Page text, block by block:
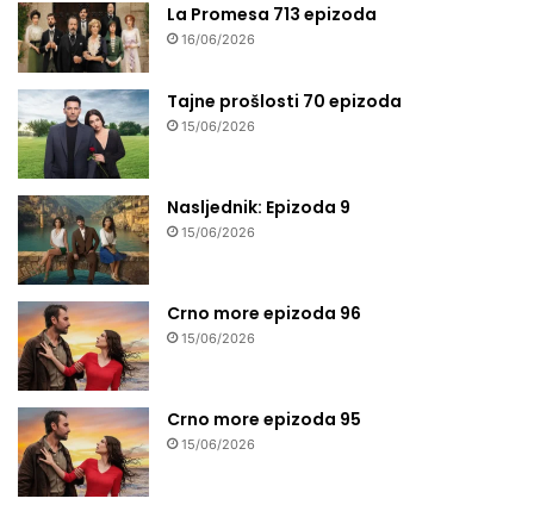
La Promesa 713 epizoda
16/06/2026
Tajne prošlosti 70 epizoda
15/06/2026
Nasljednik: Epizoda 9
15/06/2026
Crno more epizoda 96
15/06/2026
Crno more epizoda 95
15/06/2026